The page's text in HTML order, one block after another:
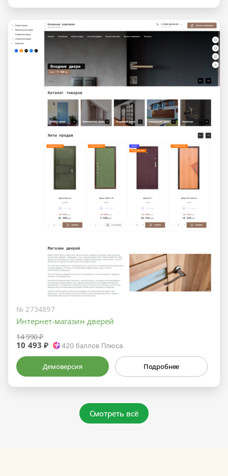
№ 2734897
Интернет-магазин дверей
14 990 ₽
10 493 ₽ 420баллов Плюса
Демоверсия Подробнее
Смотреть всё